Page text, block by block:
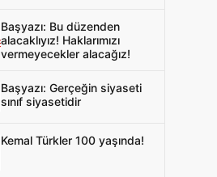
Başyazı: Bu düzenden
alacaklıyız! Haklarımızı
vermeyecekler alacağız!
Başyazı: Gerçeğin siyaseti
sınıf siyasetidir
Kemal Türkler 100 yaşında!